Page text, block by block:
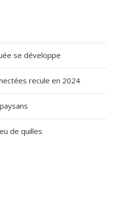
se développe
recule en 2024
de quilles